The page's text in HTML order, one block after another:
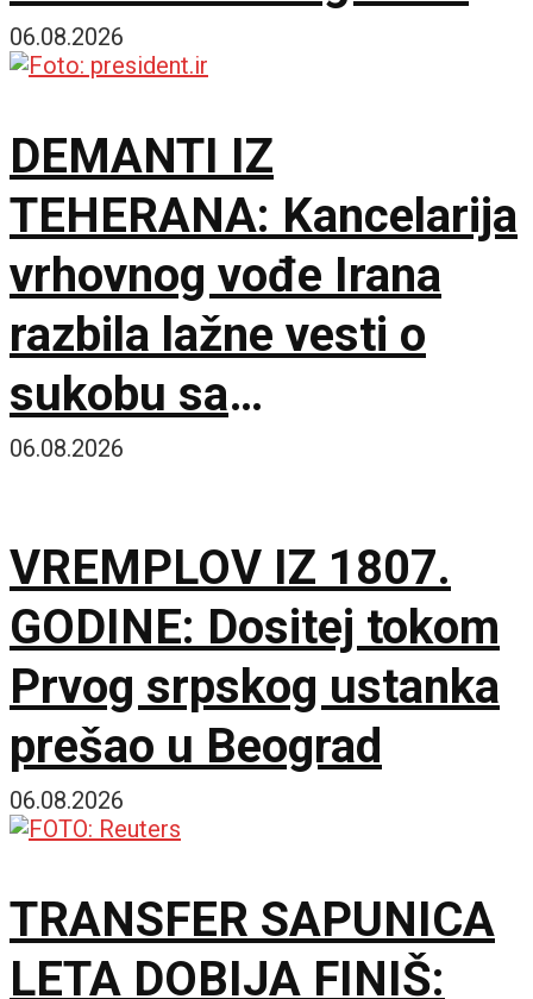
predstavnika
06.08.2026
DEMANTI IZ
TEHERANA: Kancelarija
vrhovnog vođe Irana
razbila lažne vesti o
sukobu sa
predsednikom
06.08.2026
VREMPLOV IZ 1807.
GODINE: Dositej tokom
Prvog srpskog ustanka
prešao u Beograd
06.08.2026
TRANSFER SAPUNICA
LETA DOBIJA FINIŠ: